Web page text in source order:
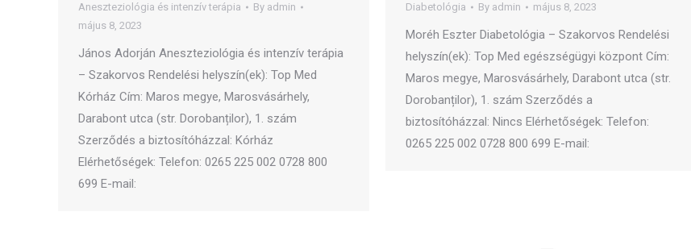
Aneszteziológia és intenzív terápia By admin
május 8, 2023
János Adorján Aneszteziológia és intenzív terápia
– Szakorvos Rendelési helyszín(ek): Top Med
Kórház Cím: Maros megye, Marosvásárhely,
Darabont utca (str. Dorobanților), 1. szám
Szerződés a biztosítóházzal: Kórház
Elérhetőségek: Telefon: 0265 225 002 0728 800
699 E-mail:
Diabetológia By admin május 8, 2023
Moréh Eszter Diabetológia – Szakorvos Rendelési
helyszín(ek): Top Med egészségügyi központ Cím:
Maros megye, Marosvásárhely, Darabont utca (str.
Dorobanților), 1. szám Szerződés a
biztosítóházzal: Nincs Elérhetőségek: Telefon:
0265 225 002 0728 800 699 E-mail: